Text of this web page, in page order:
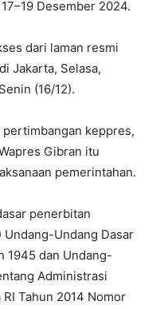
Desember 2024.
dari laman resmi
Jakarta, Selasa,
(16/12).
keppres,
Gibran itu
pemerintahan.
penerbitan
Undang-Undang Dasar
1945 dan Undang-
Administrasi
Tahun 2014 Nomor